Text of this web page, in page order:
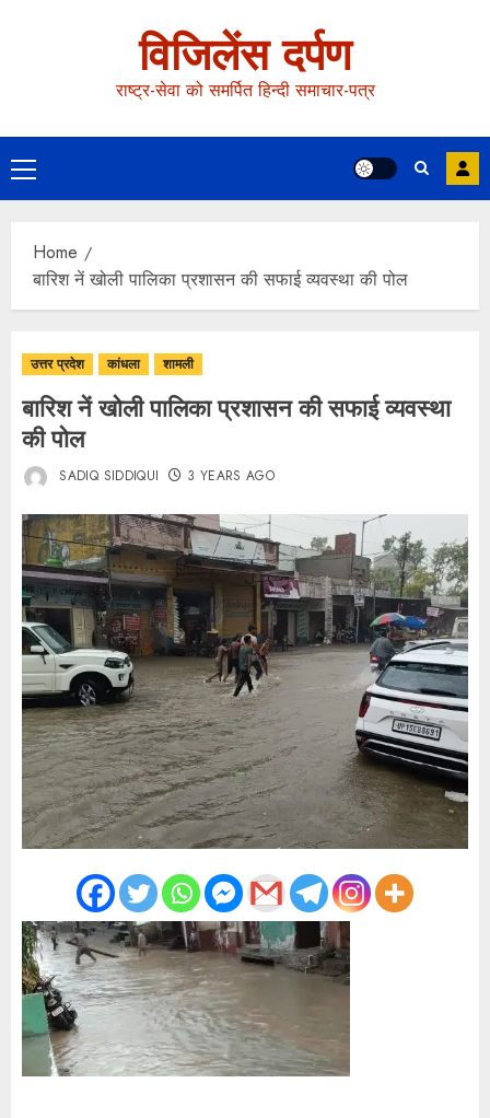
विजिलेंस दर्पण
राष्ट्र-सेवा को समर्पित हिन्दी समाचार-पत्र
Home
बारिश नें खोली पालिका प्रशासन की सफाई व्यवस्था की पोल
उत्तर प्रदेश कांधला शामली
बारिश नें खोली पालिका प्रशासन की सफाई व्यवस्था
की पोल
SADIQ SIDDIQUI 3 YEARS AGO